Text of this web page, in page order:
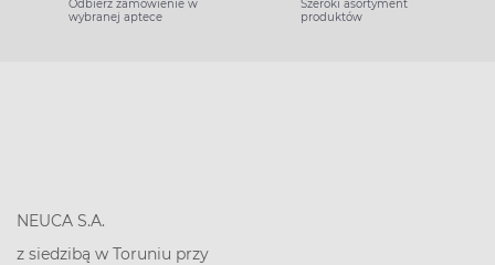
Odbierz zamówienie w
wybranej aptece
Szeroki asortyment
produktów
NEUCA S.A.
z siedzibą w Toruniu przy